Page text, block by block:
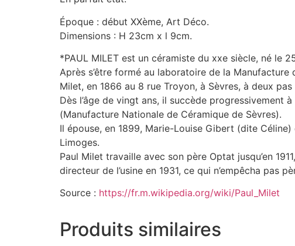
Époque : début XXème, Art Déco.
Dimensions : H 23cm x l 9cm.
*PAUL MILET est un céramiste du xxe siècle, né le
Après s’être formé au laboratoire de la
Milet, en 1866 au 8 rue Troyon, à Sèvres, à deux
Dès l’âge de vingt ans, il succède
(Manufacture Nationale de Céramique de Sèvres).
Il épouse, en 1899, Marie-Louise Gibert (dite
Limoges.
Paul Milet travaille avec son père Optat jusqu’en
directeur de l’usine en 1931, ce qui n’empêcha pas
Source : https://fr.m.wikipedia.org/wiki/Paul_Milet
Produits similaires